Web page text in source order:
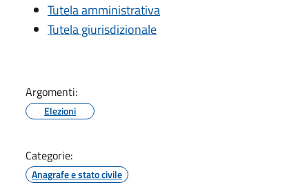
Tutela amministrativa
Tutela giurisdizionale
Argomenti:
Elezioni
Categorie:
Anagrafe e stato civile